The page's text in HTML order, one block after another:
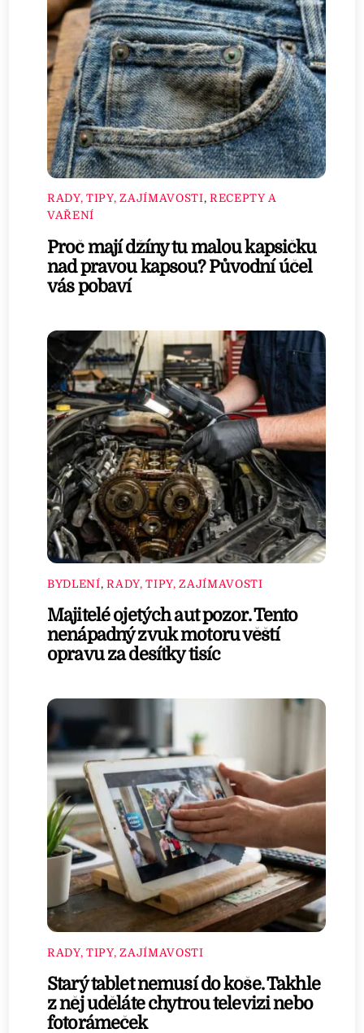
RADY, TIPY, ZAJÍMAVOSTI, RECEPTY A
VAŘENÍ
Proč mají džíny tu malou kapsičku
nad pravou kapsou? Původní účel
vás pobaví
BYDLENÍ,RADY, TIPY, ZAJÍMAVOSTI
Majitelé ojetých aut pozor. Tento
nenápadný zvuk motoru věští
opravu za desítky tisíc
RADY, TIPY, ZAJÍMAVOSTI
Starý tablet nemusí do koše. Takhle
z něj uděláte chytrou televizi nebo
fotorámeček